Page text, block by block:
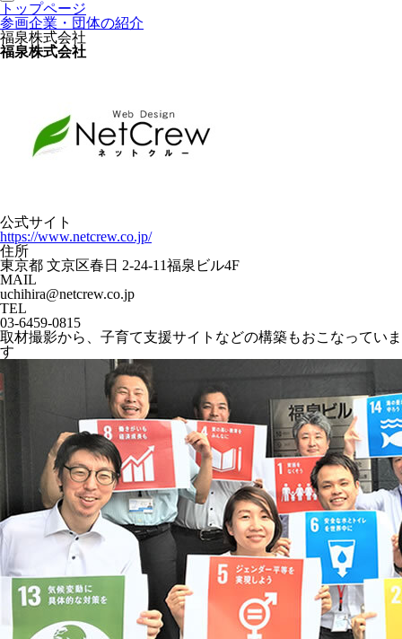
トップページ
参画企業・団体の紹介
福泉株式会社
福泉株式会社
公式サイト
https://www.netcrew.co.jp/
住所
東京都 文京区春日 2-24-11福泉ビル4F
MAIL
uchihira@netcrew.co.jp
TEL
03-6459-0815
取材撮影から、子育て支援サイトなどの構築もおこなっていま
す